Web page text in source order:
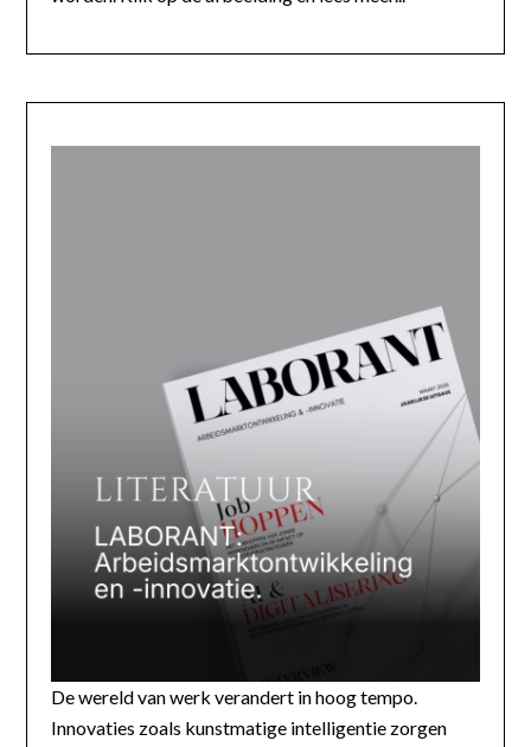
De wereld van werk verandert in hoog tempo.
Innovaties zoals kunstmatige intelligentie zorgen